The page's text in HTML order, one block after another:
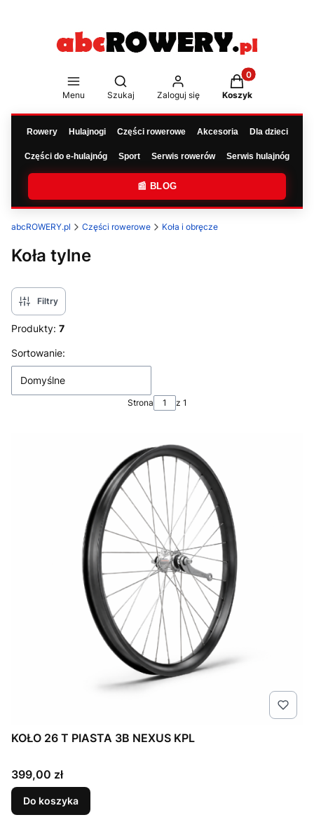
Menu
Otwórz wyszukiwarkę
Szukaj Zaloguj się
Produkty w
Koszyk
Rowery Hulajnogi Części rowerowe Akcesoria Dla dzieci
Części do e-hulajnóg Sport Serwis rowerów Serwis hulajnóg
📰 BLOG
abcROWERY.pl Części rowerowe Koła i obręcze
Koła tylne
Filtry
Produkty: 7
Lista produktów
Sortowanie:
Domyślne
Strona z 1
KOŁO 26 T PIASTA 3B NEXUS KPL
Cena
399,00 zł
Do koszyka